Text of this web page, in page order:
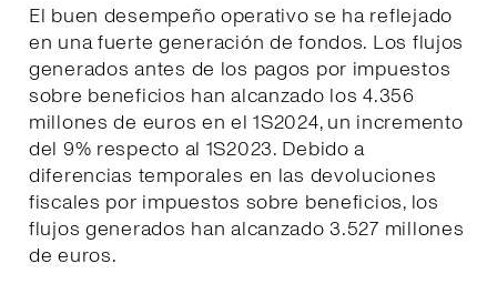
El buen desempeño operativo se ha reflejado
en una fuerte generación de fondos. Los flujos
generados antes de los pagos por impuestos
sobre beneficios han alcanzado los 4.356
millones de euros en el 1S2024, un incremento
del 9% respecto al 1S2023. Debido a
diferencias temporales en las devoluciones
fiscales por impuestos sobre beneficios, los
flujos generados han alcanzado 3.527 millones
de euros.